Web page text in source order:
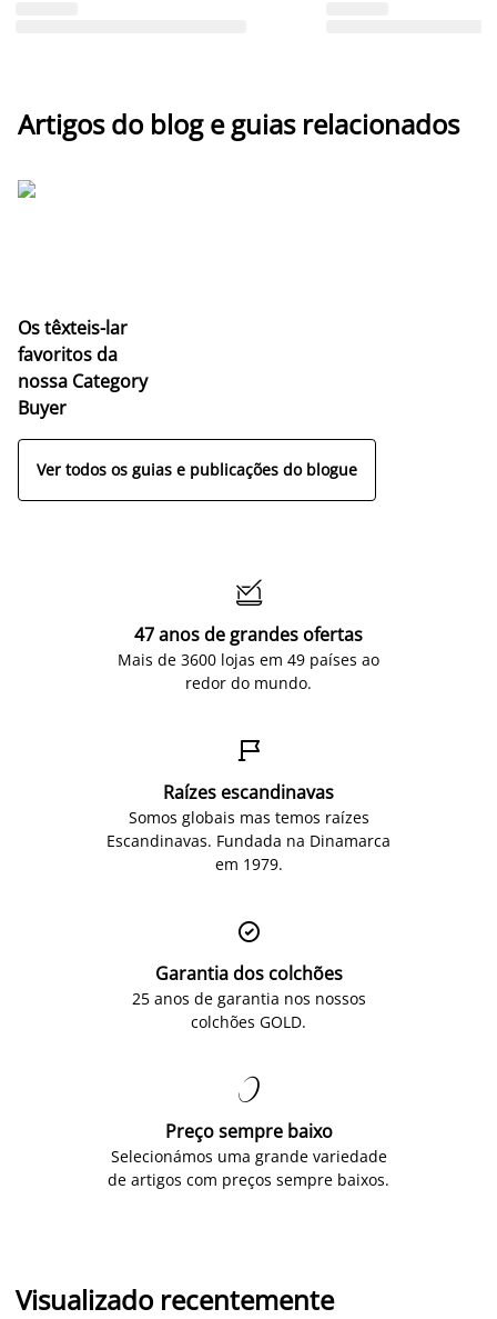
Artigos do blog e guias relacionados
Os têxteis-lar
favoritos da
nossa Category
Buyer
Ver todos os guias e publicações do blogue

47 anos de grandes ofertas
Mais de 3600 lojas em 49 países ao
redor do mundo.

Raízes escandinavas
Somos globais mas temos raízes
Escandinavas. Fundada na Dinamarca
em 1979.

Garantia dos colchões
25 anos de garantia nos nossos
colchões GOLD.

Preço sempre baixo
Selecionámos uma grande variedade
de artigos com preços sempre baixos.
Visualizado recentemente